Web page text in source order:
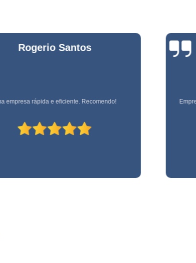
Empresa
Empresa
Empresa de Limpeza e
Bianca
Zanardo
Empresa referência em terceirização de mão de obra!